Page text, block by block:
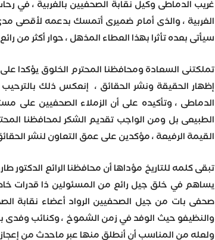
غريب الدماطى وكيل نقابة الصحفيين بالغربية ، في
الغربية ، والذى أمام ضميرى أتمسك بدعمه لأقصى
سيأتى بعده تأثرا بهذا العطاء المذهل ، حوار أكثر
تملكتنى السعادة ومحافظنا المحترم الخلوق يؤكدا
إظهار الحقيقة ونشر الحقائق ، إنعكس ذلك
الدماطى ، وتأكيده على أن الزملاء الصحفيين
الطبيعى بل ومن الواجب تقديم الشكر لمحافظنا
القيمة الرفيعة ، مؤكدين على عمق التعاون لنشر
تبقى كلمه للتاريخ مؤداها أن محافظنا الرائع
يساهم في خلق جيل رائع من المسئولين ذا قدرات
صحفى بات من جيل الصحفيين الرواد أعضاء نقابة
والنظيفو حيث الوفد في زمن الشموخ ، وكنائب وفدى
ولعله من المناسب أن أنطلق منها عبر ماحدث من